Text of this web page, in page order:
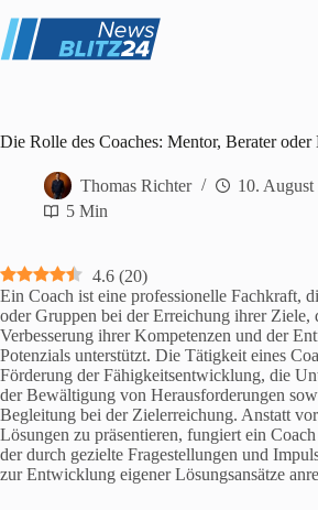
Inhalt
springen
Die Rolle des Coaches: Mentor, Berater
Thomas Richter
10. August
5 Min
4.6 (20)
Ein Coach ist eine professionelle Fachkraft,
oder Gruppen bei der Erreichung ihrer Ziele,
Verbesserung ihrer Kompetenzen und der
Potenzials unterstützt. Die Tätigkeit eines
Förderung der Fähigkeitsentwicklung, die
der Bewältigung von Herausforderungen
Begleitung bei der Zielerreichung. Anstatt
Lösungen zu präsentieren, fungiert ein
der durch gezielte Fragestellungen und
zur Entwicklung eigener Lösungsansätze